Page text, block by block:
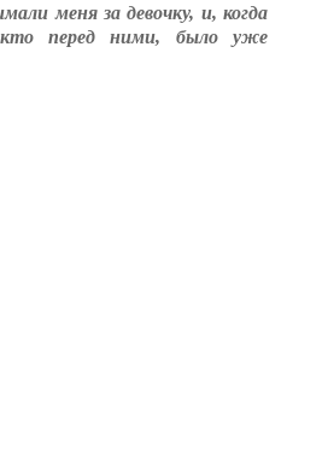
меня за девочку, и, когда
перед ними, было уже